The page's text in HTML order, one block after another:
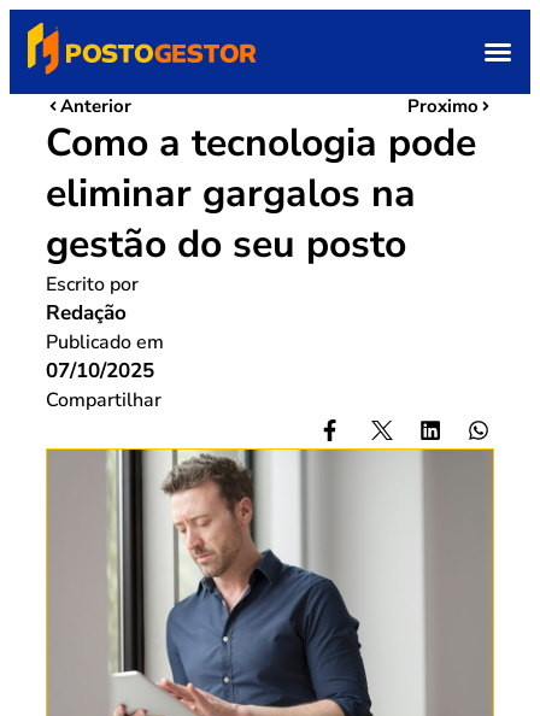
Anterior Proximo
Como a tecnologia pode
eliminar gargalos na
gestão do seu posto
Escrito por
Redação
Publicado em
07/10/2025
Compartilhar